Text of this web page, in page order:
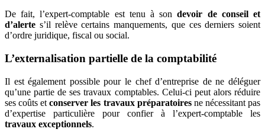
De fait, l’expert-comptable est tenu à sondevoir de conseil et
d’alerte s’il relève certains manquements, que ces derniers soient
d’ordre juridique, fiscal ou social.
L’externalisation partielle de la comptabilité
Il est également possible pour le chef d’entreprise de ne déléguer
qu’une partie de ses travaux comptables. Celui-ci peut alors réduire
ses coûts etconserver les travaux préparatoiresne nécessitant pas
d’expertise particulière pour confier à l’expert-comptable les
travaux exceptionnels.